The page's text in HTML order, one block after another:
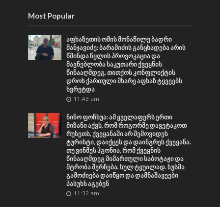
Most Popular
აფხაზეთის ომის მონაწილე ბადრი
მანჯავიძე: ბარამიძის განცხადება არის
წმინდა წყლის პროვოკაცია და
მავნებლობა საკუთარი ქვეყნის
წინააღმდეგ, თითქოს კონფლიქტის
დროს ქართული მხარე აფხაზ ტყვეებს
ხვრეტდა
11:43 am
ნინო ფოჩხუა: ამ ყველაფერს ერთი
მიზანი აქვს, რომ როგორმე დავეტაკოთ
რუსეთს, ქვეყანაში არ შემოვიდეს
ტურისტი, დაიქცეს და დაინგრეს ქვეყანა.
თუ ვინმეს ჰგონია, რომ ქვეყნის
წინააღმდეგ მიმართული საბოტაჟი და
მტრობა შერჩება, სულ ტყუილად. სუსმა
გამოძიება დაიწყო და დამნაშავეები
პასუხს აგებენ
11:32 am